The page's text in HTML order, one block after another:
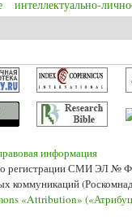
интеллектуально-
информация
о регистрации СМИ ЭЛ №
коммуникаций
«Attribution»